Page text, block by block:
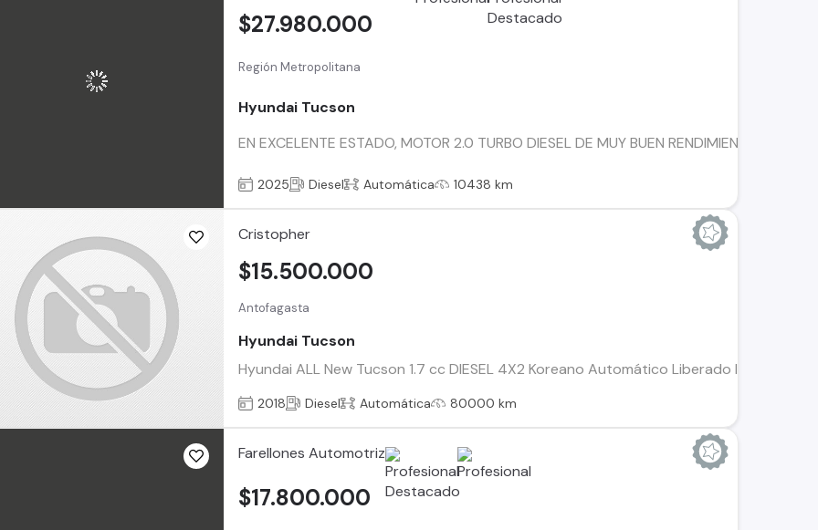
Región Metropolitana
Hyundai Tucson
EN EXCELENTE ESTADO, MOTOR 2.0 TURBO DIESEL DE MUY BUEN RENDIMIENTO,
$27.980.000
2025 Diesel Automática 10438 km
Cristopher
Antofagasta
Hyundai Tucson
Hyundai ALL New Tucson 1.7 cc DIESEL 4X2 Koreano Automático Liberado llegar y
$15.500.000
2018 Diesel Automática 80000 km
Farellones Automotriz
$17.800.000